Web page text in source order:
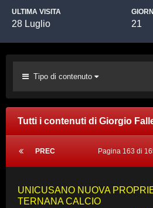
ULTIMA VISITA
28 Luglio 21
Tipo di contenuto
Tutti i contenuti di Giorgio
PREC Pagina 163 di
UNICUSANO NUOVA
TERNANA CALCIO